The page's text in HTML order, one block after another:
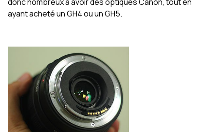
ayant acheté un GH4 ou un GH5.